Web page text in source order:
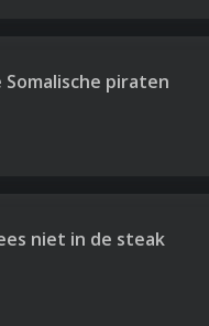
Somalische piraten
niet in de steak